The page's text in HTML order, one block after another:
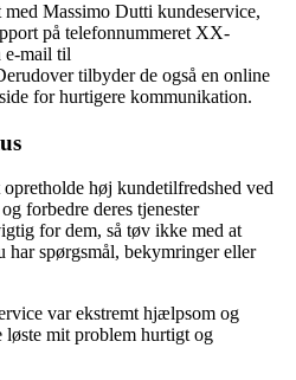
Massimo Dutti kundeservice,
på telefonnummeret XX-
mail til
tilbyder de også en online
for hurtigere kommunikation.
høj kundetilfredshed ved
forbedre deres tjenester
for dem, så tøv ikke med at
har spørgsmål, bekymringer eller
var ekstremt hjælpsom og
løste mit problem hurtigt og